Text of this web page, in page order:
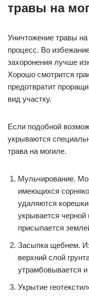
травы на
Уничтожение травы
процесс. Во
захоронения лучше
Хорошо смотрится
предотвратит
вид участку.
Если подобной
укрываются
трава на могиле.
Мульчирование.
имеющихся
удаляются
укрывается черной
присыпается
Засыпка щебнем.
верхний слой
утрамбовывается
Укрытие